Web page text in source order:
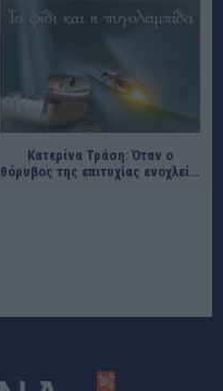
Κατερίνα Τράση: Όταν ο
θόρυβος της επιτυχίας ενοχλεί…